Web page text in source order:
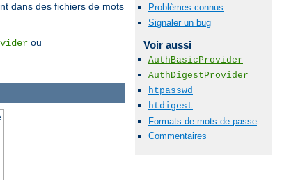
dans des fichiers de mots
ou
Problèmes connus
Signaler un bug
Voir aussi
AuthBasicProvider
AuthDigestProvider
htpasswd
htdigest
Formats de mots de passe
Commentaires